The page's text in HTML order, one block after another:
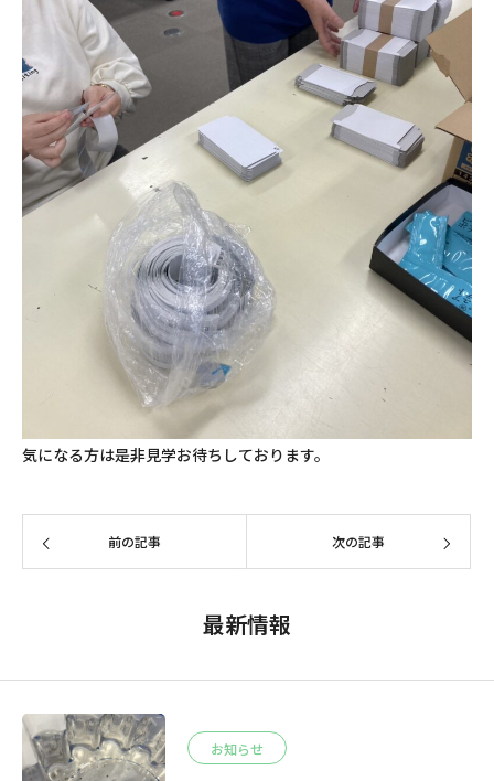
気になる方は是非見学お待ちしております。
前の記事 次の記事
最新情報
お知らせ